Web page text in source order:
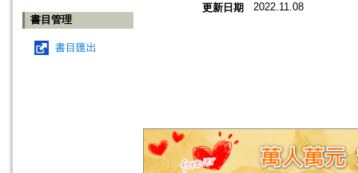
書目管理
書目匯出
更新日期 2022.11.08